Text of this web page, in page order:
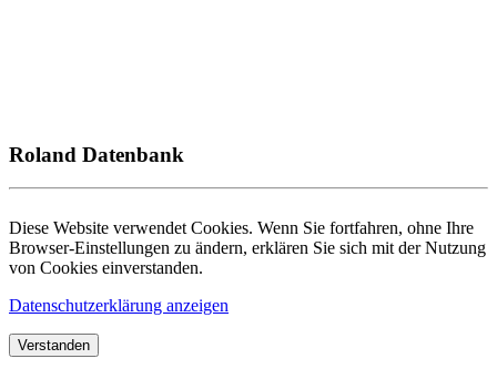
Roland Datenbank
Diese Website verwendet Cookies. Wenn Sie fortfahren, ohne Ihre
Browser-Einstellungen zu ändern, erklären Sie sich mit der Nutzung
von Cookies einverstanden.
Datenschutzerklärung anzeigen
Verstanden